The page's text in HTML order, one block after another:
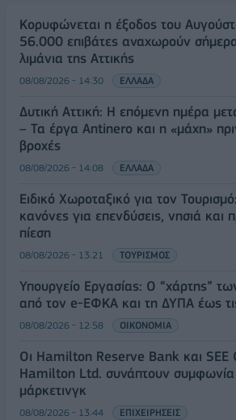
Κορυφώνεται η έξοδος του
56.000 επιβάτες αναχωρούν
λιμάνια της Αττικής
08/08/2026 - 14:30 ΕΛΛΑΔΑ
Δυτική Αττική: Η επόμενη ημέρα
– Τα έργα Antinero και η «μάχη»
βροχές
08/08/2026 - 14:08 ΕΛΛΑΔΑ
Ειδικό Χωροταξικό για τον
κανόνες για επενδύσεις, νησιά και
πίεση
08/08/2026 - 13:21 ΤΟΥΡΙΣΜΟΣ
Υπουργείο Εργασίας: Ο “χάρτης”
από τον e-ΕΦΚΑ και τη ΔΥΠΑ έως
08/08/2026 - 12:58 ΟΙΚΟΝΟΜΙΑ
Οι Hamilton Reserve Bank και SEE
Hamilton Ltd. συνάπτουν συμφωνία
μάρκετινγκ
08/08/2026 - 13:44 ΕΠΙΧΕΙΡΗΣΕΙΣ